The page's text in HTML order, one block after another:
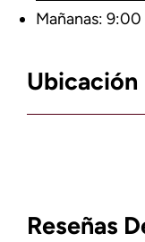
Mañanas:
Ubicación
Reseñas